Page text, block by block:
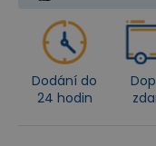
Dodání do
24 hodin